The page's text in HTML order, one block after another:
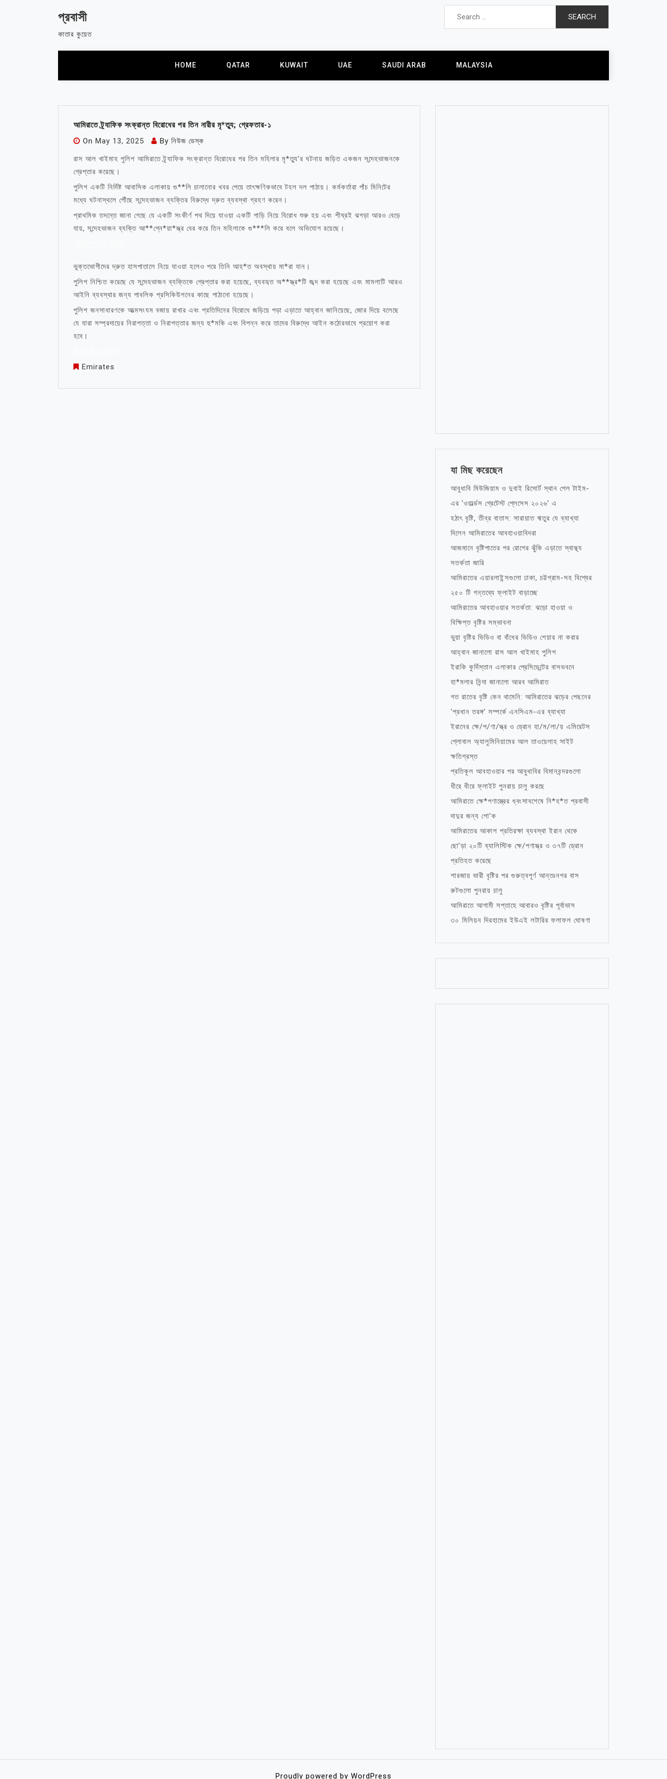
প্রবাসী
কাতার কুয়েত
Search
HOME QATAR KUWAIT UAE SAUDI ARAB MALAYSIA
আমিরাতে ট্র্যাফিক সংক্রান্ত বিরোধের পর তিন নারীর মৃ*ত্যু; গ্রেফতার-১
On May 13, 2025 By নিউজ ডেস্ক
রাস আল খাইমাহ পুলিশ আমিরাতে ট্র্যাফিক সংক্রান্ত বিরোধের পর তিন মহিলার মৃ*ত্যু’র ঘটনায় জড়িত একজন সন্দেহভাজনকে
গ্রেপ্তার করেছে।
পুলিশ একটি নির্দিষ্ট আবাসিক এলাকায় গু**লি চালানোর খবর পেয়ে তাৎক্ষণিকভাবে টহল দল পাঠায়। কর্মকর্তারা পাঁচ মিনিটের
মধ্যে ঘটনাস্থলে পৌঁছে সন্দেহভাজন ব্যক্তির বিরুদ্ধে দ্রুত ব্যবস্থা গ্রহণ করেন।
প্রাথমিক তদন্তে জানা গেছে যে একটি সংকীর্ণ পথ দিয়ে যাওয়া একটি গাড়ি নিয়ে বিরোধ শুরু হয় এবং শীঘ্রই ঝগড়া আরও বেড়ে
যায়, সন্দেহভাজন ব্যক্তি আ**গ্নে*য়া*স্ত্র বের করে তিন মহিলাকে গু***লি করে বলে অভিযোগ রয়েছে।
ভুক্তভোগীদের দ্রুত হাসপাতালে নিয়ে যাওয়া হলেও পরে তিনি আহ*ত অবস্থায় মা*রা যান।
পুলিশ নিশ্চিত করেছে যে সন্দেহভাজন ব্যক্তিকে গ্রেপ্তার করা হয়েছে, ব্যবহৃত অ**স্ত্র*টি জব্দ করা হয়েছে এবং মামলাটি আরও
আইনি ব্যবস্থার জন্য পাবলিক প্রসিকিউশনের কাছে পাঠানো হয়েছে।
পুলিশ জনসাধারণকে আত্মসংযম বজায় রাখার এবং প্রতিদিনের বিরোধে জড়িয়ে পড়া এড়াতে আহ্বান জানিয়েছে, জোর দিয়ে বলেছে
যে যারা সম্প্রদায়ের নিরাপত্তা ও নিরাপত্তার জন্য হু*মকি এবং বিপন্ন করে তাদের বিরুদ্ধে আইন কঠোরভাবে প্রয়োগ করা
হবে।
Emirates
যা মিছ করেছেন
আবুধাবি মিউজিয়াম ও দুবাই রিসোর্ট স্থান পেল টাইম-
এর ‘ওয়ার্ল্ডস গ্রেটেস্ট প্লেসেস ২০২৬’ এ
হঠাৎ বৃষ্টি, তীব্র বাতাস: সারায়াত ঋতুর যে ব্যাখ্যা
দিলেন আমিরাতের আবহাওয়াবিদরা
আজমানে বৃষ্টিপাতের পর রোগের ঝুঁকি এড়াতে স্বাস্থ্য
সতর্কতা জারি
আমিরাতের এয়ারলাইন্সগুলো ঢাকা, চট্টগ্রাম-সহ বিশ্বের
২৫০ টি গন্তব্যে ফ্লাইট বাড়াচ্ছে
আমিরাতের আবহাওয়ার সতর্কতা: ঝড়ো হাওয়া ও
বিক্ষিপ্ত বৃষ্টির সম্ভাবনা
ভুয়া বৃষ্টির ভিডিও বা বাঁধের ভিডিও শেয়ার না করার
আহ্বান জানালো রাস আল খাইমাহ পুলিশ
ইরাকি কুর্দিস্তান এলাকার প্রেসিডেন্টের বাসভবনে
হা*মলার নিন্দা জানালো আরব আমিরাত
গত রাতের বৃষ্টি কেন থামেনি: আমিরাতের ঝড়ের পেছনের
‘প্রধান তরঙ্গ’ সম্পর্কে এনসিএম-এর ব্যাখ্যা
ইরানের ক্ষে/প/ণা/স্ত্র ও ড্রোন হা/ম/লা/য় এমিরেটস
গ্লোবাল অ্যালুমিনিয়ামের আল তাওয়েলাহ সাইট
ক্ষতিগ্রস্ত
প্রতিকূল আবহাওয়ার পর আবুধাবির বিমানবন্দরগুলো
ধীরে ধীরে ফ্লাইট পুনরায় চালু করছে
আমিরাতে ক্ষে*পণাস্ত্রের ধ্বংসাবশেষে নি*হ*ত প্রবাসী
দাদুর জন্য শো’ক
আমিরাতের আকাশ প্রতিরক্ষা ব্যবস্থা ইরান থেকে
ছো’ড়া ২০টি ব্যালিস্টিক ক্ষে/পণাস্ত্র ও ৩৭টি ড্রোন
প্রতিহত করেছে
শারজায় ভারী বৃষ্টির পর গুরুত্বপূর্ণ আন্তঃনগর বাস
রুটগুলো পুনরায় চালু
আমিরাতে আগামী সপ্তাহে আবারও বৃষ্টির পূর্বাভাস
৩০ মিলিয়ন দিরহামের ইউএই লটারির ফলাফল ঘোষণা
Proudly powered by WordPress